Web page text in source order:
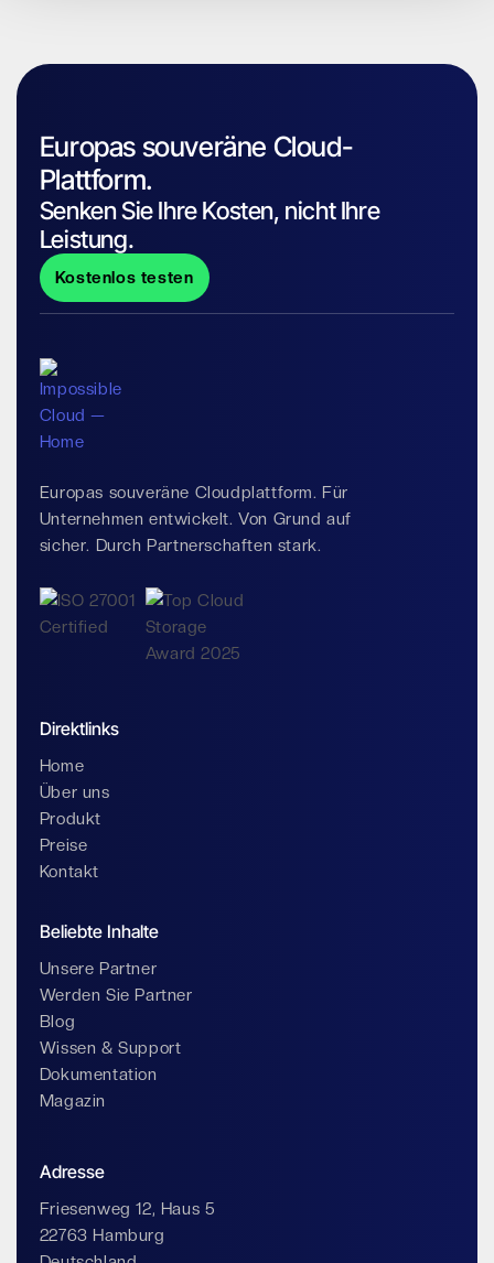
Europas souveräne Cloud-
Plattform.
Senken Sie Ihre Kosten, nicht Ihre
Leistung.
Kostenlos testen
Europas souveräne Cloudplattform. Für
Unternehmen entwickelt. Von Grund auf
sicher. Durch Partnerschaften stark.
Direktlinks
Home
Über uns
Produkt
Preise
Kontakt
Beliebte Inhalte
Unsere Partner
Werden Sie Partner
Blog
Wissen & Support
Dokumentation
Magazin
Adresse
Friesenweg 12, Haus 5
22763 Hamburg